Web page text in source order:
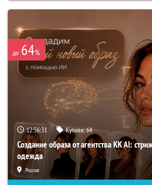
до 64%
12:56:30 Купили:64
Создание образа от агентства KK AI:
одежда
Россия